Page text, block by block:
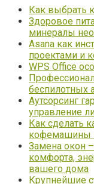
Как выбрать
Здоровое
минералы
Asana как
проектами и
WPS Office
беспилотных
Аутсорсинг
управление
Как сделать
кофемашины
Замена окон
комфорта,
вашего дома
Крупнейшие